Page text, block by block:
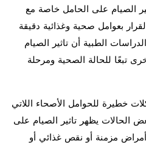
الصيام على الحامل خاصة مع
بعوامل صحية وغذائية دقيقة
الطبية أن تاثير الصيام
تبعًا للحالة الصحية ومرحلة
خطيرة للحوامل الأصحاء اللاتي
الحالات يظهر تاثير الصيام على
مزمنة أو نقص غذائي أو